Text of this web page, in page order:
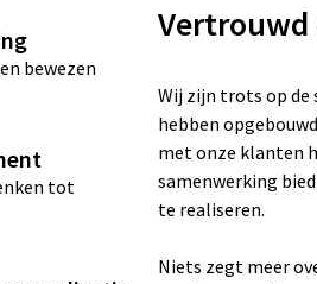
bewezen
tot
Vertrouwd
Wij zijn trots op de
hebben
met onze klanten
samenwerking
te realiseren.
Niets zegt meer